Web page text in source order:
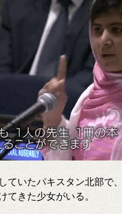
ていたパキスタン北部で
てきた少女がいる。